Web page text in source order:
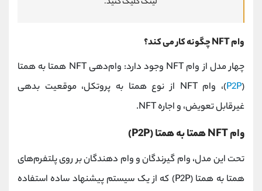
وام NFT چگونه کار می کند؟
چهار مدل از وام‌ NFT وجود دارد: وام‌دهی NFT همتا به همتا
(
P2P
)، وام NFT از نوع همتا به پروتکل، موقعیت بدهی
غیرقابل تعویض، و اجاره NFT.
وام NFT همتا به همتا (P2P)
تحت این مدل، وام گیرندگان و وام دهندگان بر روی پلتفرم‌های
همتا به همتا (P2P) که از یک سیستم پیشنهاد ساده استفاده